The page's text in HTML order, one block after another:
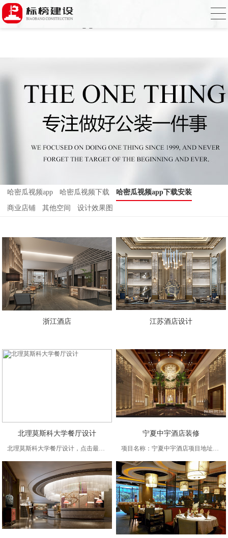
哈密瓜视频,哈密瓜视频app,哈密瓜视频下
载,哈密瓜视频app下载安装
哈密瓜视频app 哈密瓜视频下载 哈密瓜视频app下载安装
商业店铺 其他空间 设计效果图
浙江酒店 江苏酒店设计
北理莫斯科大学餐厅设计
北理莫斯科大学餐厅设计，点击最下方图片开启全景看图
宁夏中宇酒店装修
项目名称：宁夏中宇酒店项目地址：宁夏中宁金融地带项目面积：16000㎡餐厅以朴素无华的原木材料装饰墙面，时尚大方，搭配暖黄灯光、原木色